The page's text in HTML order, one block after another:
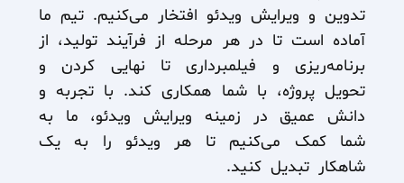
تدوین و ویرایش ویدئو افتخار می‌کنیم. تیم ما
آماده است تا در هر مرحله از فرآیند تولید، از
برنامه‌ریزی و فیلمبرداری تا نهایی کردن و
تحویل پروژه، با شما همکاری کند. با تجربه و
دانش عمیق در زمینه ویرایش ویدئو، ما به
شما کمک می‌کنیم تا هر ویدئو را به یک
شاهکار تبدیل کنید.